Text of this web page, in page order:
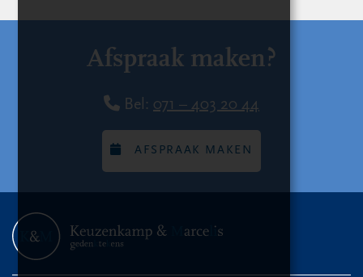
Afspraak maken?
Bel: 071 – 403 20 44
AFSPRAAK MAKEN